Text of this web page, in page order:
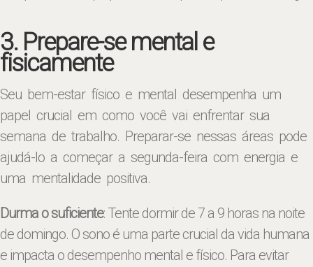
3. Prepare-se mental e
fisicamente
Seu bem-estar físico e mental desempenha um
papel crucial em como você vai enfrentar sua
semana de trabalho. Preparar-se nessas áreas pode
ajudá-lo a começar a segunda-feira com energia e
uma mentalidade positiva.
Durma o suficiente: Tente dormir de 7 a 9 horas na noite
de domingo. O sono é uma parte crucial da vida humana
e impacta o desempenho mental e físico. Para evitar